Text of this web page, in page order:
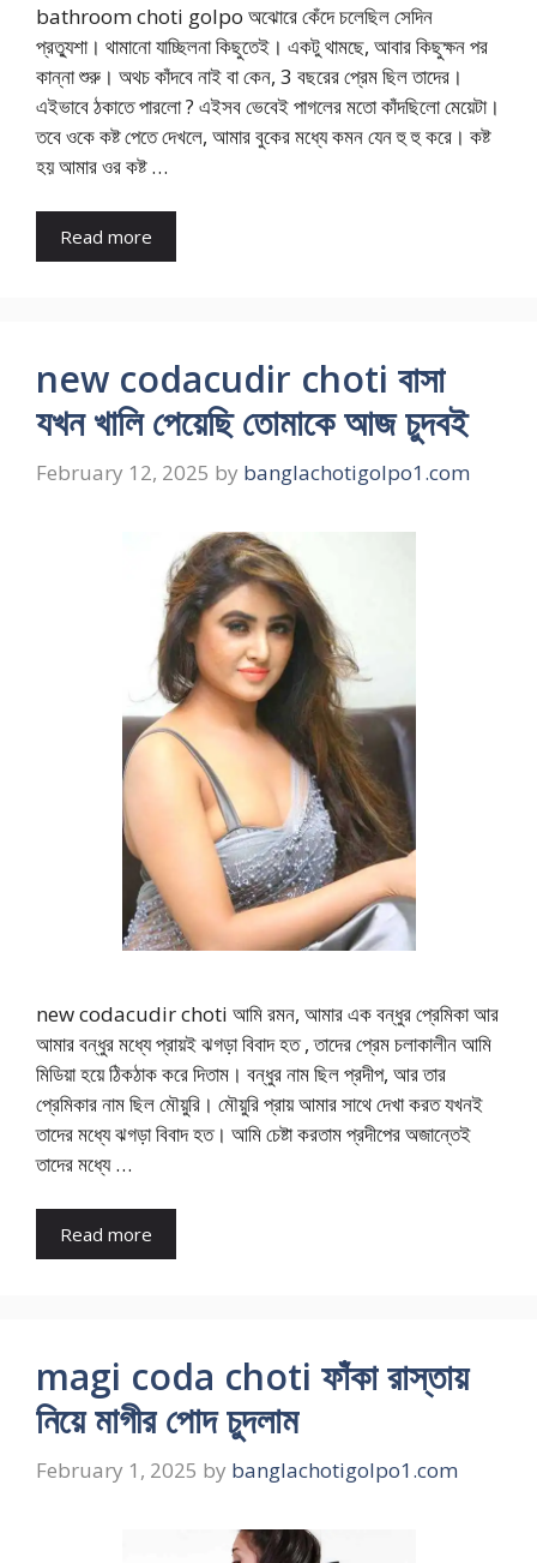
bathroom choti golpo অঝোরে কেঁদে চলেছিল সেদিন
প্রত্যুশা। থামানো যাচ্ছিলনা কিছুতেই। একটু থামছে, আবার কিছুক্ষন পর
কান্না শুরু। অথচ কাঁদবে নাই বা কেন, 3 বছরের প্রেম ছিল তাদের।
এইভাবে ঠকাতে পারলো ? এইসব ভেবেই পাগলের মতো কাঁদছিলো মেয়েটা।
তবে ওকে কষ্ট পেতে দেখলে, আমার বুকের মধ্যে কমন যেন হু হু করে। কষ্ট
হয় আমার ওর কষ্ট …
Read more
new codacudir choti বাসা
যখন খালি পেয়েছি তোমাকে আজ চুদবই
February 12, 2025 by banglachotigolpo1.com
new codacudir choti আমি রমন, আমার এক বন্ধুর প্রেমিকা আর
আমার বন্ধুর মধ্যে প্রায়ই ঝগড়া বিবাদ হত , তাদের প্রেম চলাকালীন আমি
মিডিয়া হয়ে ঠিকঠাক করে দিতাম। বন্ধুর নাম ছিল প্রদীপ, আর তার
প্রেমিকার নাম ছিল মৌয়ুরি। মৌয়ুরি প্রায় আমার সাথে দেখা করত যখনই
তাদের মধ্যে ঝগড়া বিবাদ হত। আমি চেষ্টা করতাম প্রদীপের অজান্তেই
তাদের মধ্যে …
Read more
magi coda choti ফাঁকা রাস্তায়
নিয়ে মাগীর পোদ চুদলাম
February 1, 2025 by banglachotigolpo1.com